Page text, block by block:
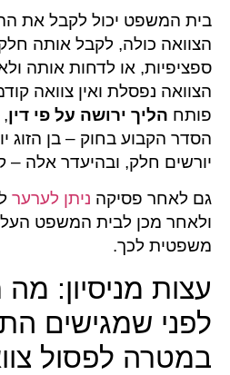
בית המשפט יכול לקבל את
הצוואה כולה, לקבל אותה
ספציפיות, או לדחות אותה
הצוואה נפסלת ואין צוואה
פותח הליך ירושה על פי דין
הסדר הקבוע בחוק – בן הזוג
יורשים חלק, ובהיעדר אלה –
גם לאחר פסיקה ניתן לערער
ולאחר מכן לבית המשפט
משפטית לכך.
עצות מניסיון:
לפני שמגישים
במטרה לפסול